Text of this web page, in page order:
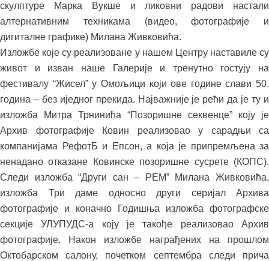
скулптуре Марка Вукше и ликовни радови настали
алтернативним техникама (видео, фотографије и
дигиталне графике) Милана Живковића.
Изложбе које су реализоване у нашем Центру наставиле су
живот и изван наше Галерије и тренутно гостују на
фестивалу “Жисел” у Омољици који ове године слави 50.
година – без иједног прекида. Најважније је рећи да је ту и
изложба Митра Трнинића “Позоришне секвенце” коју је
Архив фотографије Ковин реализовао у сарадњи са
компанијама РефотБ и Епсон, а која је припремљена за
ненадано отказане Ковинске позоришне сусрете (КОПС).
Следи изложба “Други сан – РЕМ” Милана Живковића,
изложба Три даме односно други серијал Архива
фотографије и коначно Годишња изложба фотографске
секције УЛУПУДС-а коју је такође реализовао Архив
фотографије. Након изложбе награђених на прошлом
Октобарском салону, почетком септембра следи прича